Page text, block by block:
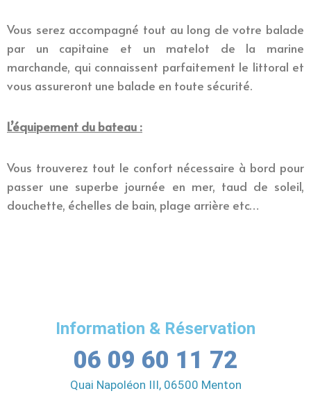
Vous serez accompagné tout au long de votre balade
par un capitaine et un matelot de la marine
marchande, qui connaissent parfaitement le littoral et
vous assureront une balade en toute sécurité.
L’équipement du bateau :
Vous trouverez tout le confort nécessaire à bord pour
passer une superbe journée en mer, taud de soleil,
douchette, échelles de bain, plage arrière etc…
Information & Réservation
06 09 60 11 72
Quai Napoléon III, 06500 Menton